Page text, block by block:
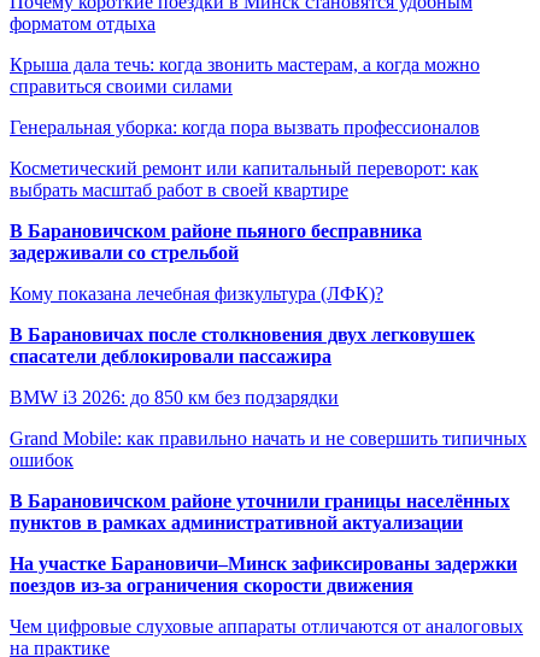
форматом отдыха
Крыша дала течь: когда звонить мастерам, а когда можно
справиться своими силами
Генеральная уборка: когда пора вызвать профессионалов
Косметический ремонт или капитальный переворот: как
выбрать масштаб работ в своей квартире
В Барановичском районе пьяного бесправника
задерживали со стрельбой
Кому показана лечебная физкультура (ЛФК)?
В Барановичах после столкновения двух легковушек
спасатели деблокировали пассажира
BMW i3 2026: до 850 км без подзарядки
Grand Mobile: как правильно начать и не совершить типичных
ошибок
В Барановичском районе уточнили границы населённых
пунктов в рамках административной актуализации
На участке Барановичи–Минск зафиксированы задержки
поездов из-за ограничения скорости движения
Чем цифровые слуховые аппараты отличаются от аналоговых
на практике